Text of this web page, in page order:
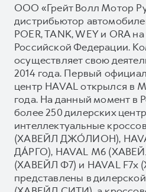
ООО «Грейт Волл Мотор
дистрибьютор
POER, TANK, WEY и ORA
Российской Федерации.
осуществляет свою
2014 года. Первый
центр HAVAL открылся в
года. На данный момент в
более 250 дилерских
интеллектуальные
(ХАВЕЙЛ ДЖО́ЛИОН),
ДА́РГО), HAVAL М6
(ХАВЕЙЛ Ф7) и HAVAL F7x
представлены в